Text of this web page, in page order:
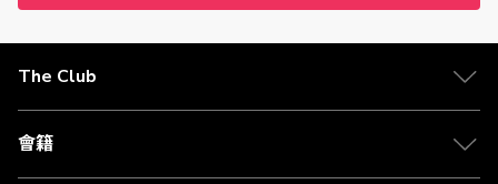
The Club
會籍